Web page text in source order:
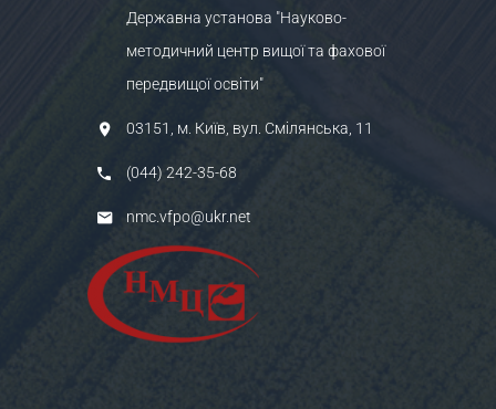
Державна установа "Науково-
методичний центр вищої та фахової
передвищої освіти"
03151, м. Київ, вул. Смілянська, 11
(044) 242-35-68
nmc.vfpo@ukr.net